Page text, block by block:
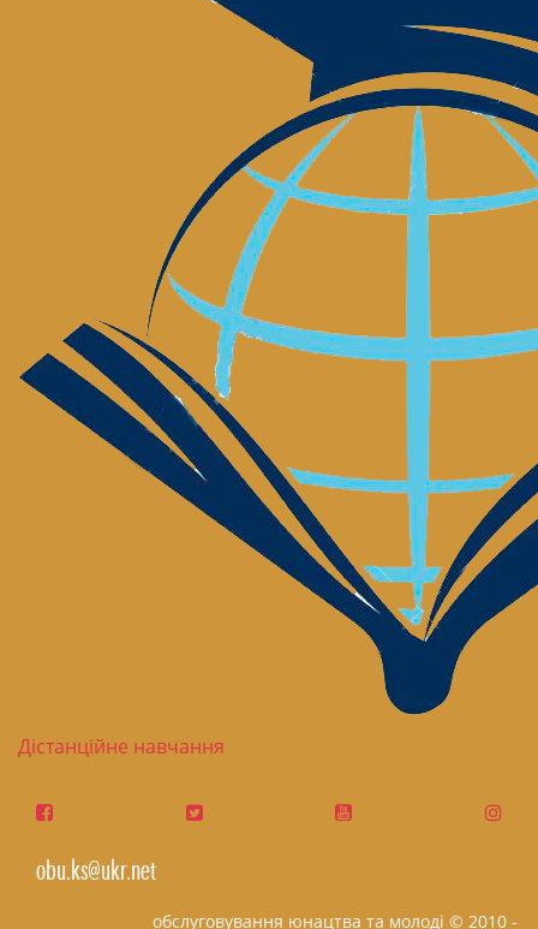
Дістанційне навчання
obu.ks@ukr.net
обслуговування юнацтва та молоді © 2010 -